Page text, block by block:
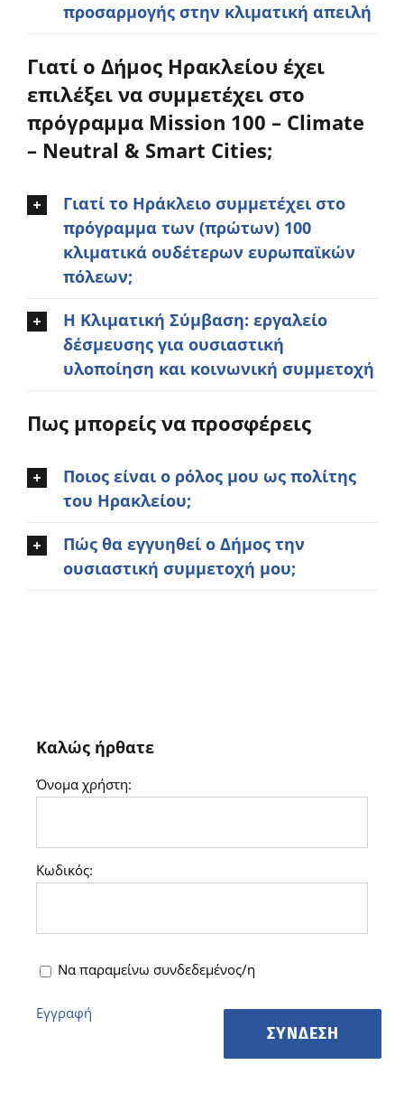
προσαρμογής στην κλιματική απειλή
Γιατί ο Δήμος Ηρακλείου έχει
επιλέξει να συμμετέχει στο
πρόγραμμα Mission 100 – Climate
– Neutral & Smart Cities;
Γιατί το Ηράκλειο συμμετέχει στο
πρόγραμμα των (πρώτων) 100
κλιματικά ουδέτερων ευρωπαϊκών
πόλεων;
Η Κλιματική Σύμβαση: εργαλείο
δέσμευσης για ουσιαστική
υλοποίηση και κοινωνική συμμετοχή
Πως μπορείς να προσφέρεις
Ποιος είναι ο ρόλος μου ως πολίτης
του Ηρακλείου;
Πώς θα εγγυηθεί ο Δήμος την
ουσιαστική συμμετοχή μου;
Καλώς ήρθατε
Όνομα χρήστη:
Κωδικός:
Να παραμείνω συνδεδεμένος/η
ΣΎΝΔΕΣΗ
Εγγραφή